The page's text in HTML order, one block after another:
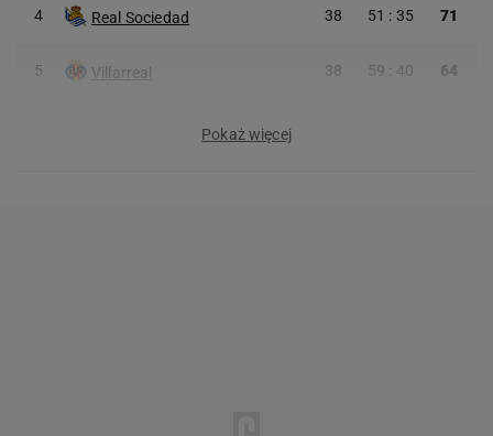
4 Real Sociedad 38 51 : 35 71
5 Villarreal 38 59 : 40 64
Pokaż więcej